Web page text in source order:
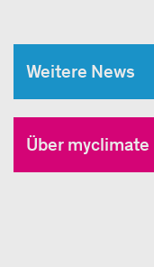
Weitere News
Über myclimate